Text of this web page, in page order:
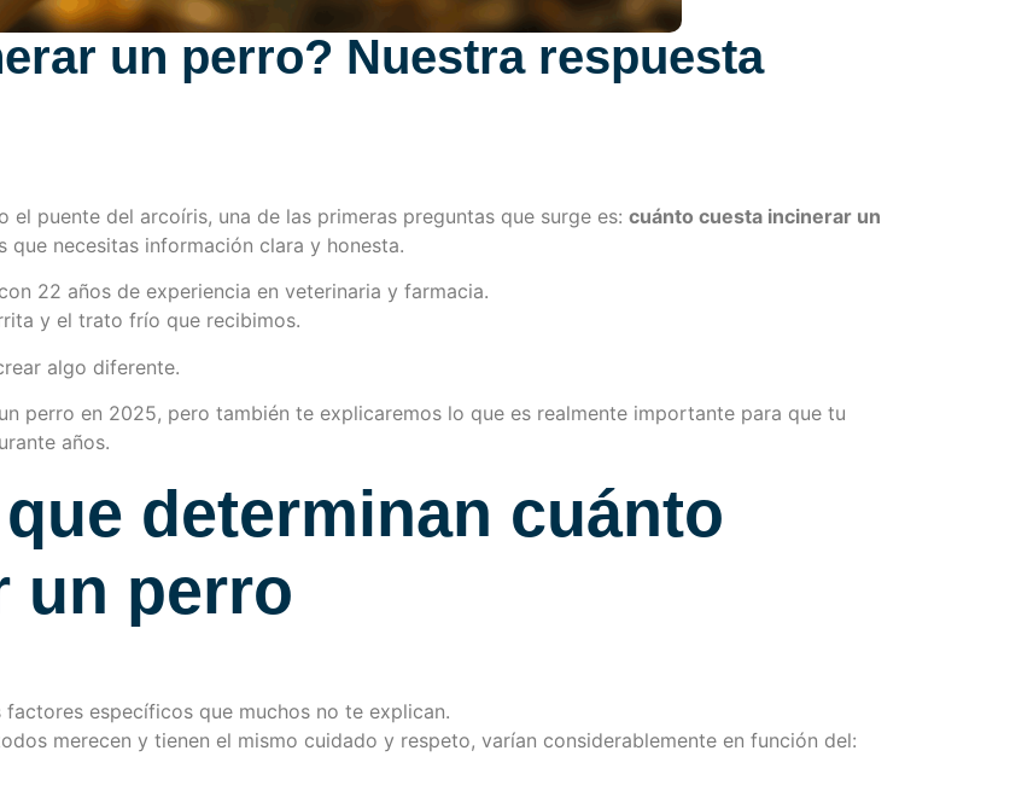
un perro? Nuestra respuesta
puente del arcoíris, una de las primeras preguntas que surge es: cuánto cuesta incinerar un
que necesitas información clara y honesta.
22 años de experiencia en veterinaria y farmacia.
y el trato frío que recibimos.
algo diferente.
perro en 2025, pero también te explicaremos lo que es realmente importante para que tu
años.
determinan cuánto
un perro
factores específicos que muchos no te explican.
merecen y tienen el mismo cuidado y respeto, varían considerablemente en función del: